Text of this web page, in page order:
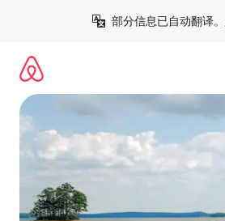
部分信息已自动翻译。